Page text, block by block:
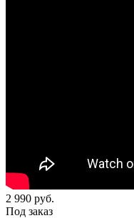
2 990 руб.
Под заказ